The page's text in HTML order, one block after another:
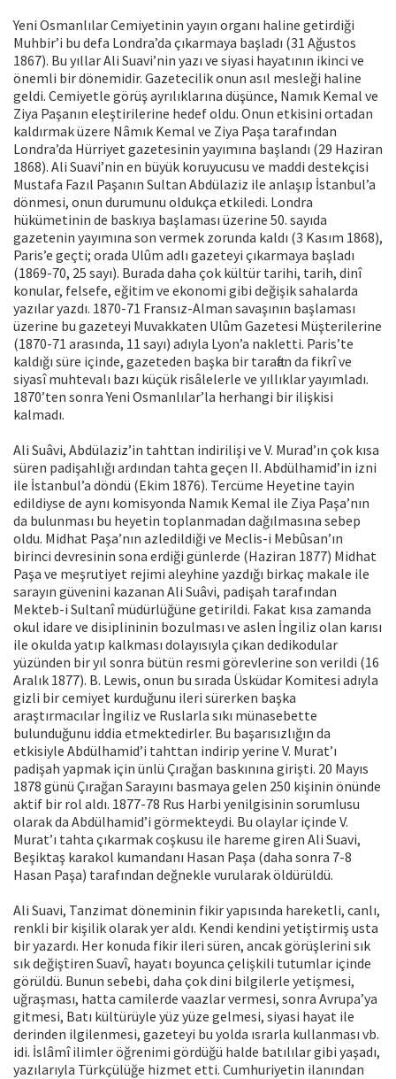
Yeni Osmanlılar Cemiyetinin yayın organı haline getirdiği
Muhbir’i bu defa Londra’da çıkarmaya başladı (31 Ağustos
1867). Bu yıllar Ali Suavi’nin yazı ve siyasi hayatının ikinci ve
önemli bir dönemidir. Gazetecilik onun asıl mesleği haline
geldi. Cemiyetle görüş ayrılıklarına düşünce, Namık Kemal ve
Ziya Paşanın eleştirilerine hedef oldu. Onun etkisini ortadan
kaldırmak üzere Nâmık Kemal ve Ziya Paşa tarafından
Londra’da Hürriyet gazetesinin yayımına başlandı (29 Haziran
1868). Ali Suavi’nin en büyük koruyucusu ve maddi destekçisi
Mustafa Fazıl Paşanın Sultan Abdülaziz ile anlaşıp İstanbul’a
dönmesi, onun durumunu oldukça etkiledi. Londra
hükümetinin de baskıya başlaması üzerine 50. sayıda
gazetenin yayımına son vermek zorunda kaldı (3 Kasım 1868),
Paris’e geçti; orada Ulûm adlı gazeteyi çıkarmaya başladı
(1869-70, 25 sayı). Burada daha çok kültür tarihi, tarih, dinî
konular, felsefe, eğitim ve ekonomi gibi değişik sahalarda
yazılar yazdı. 1870-71 Fransız-Alman savaşının başlaması
üzerine bu gazeteyi Muvakkaten Ulûm Gazetesi Müşterilerine
(1870-71 arasında, 11 sayı) adıyla Lyon’a nakletti. Paris’te
kaldığı süre içinde, gazeteden başka bir taraftan da fikrî ve
siyasî muhtevalı bazı küçük risâlelerle ve yıllıklar yayımladı.
1870’ten sonra Yeni Osmanlılar’la herhangi bir ilişkisi
kalmadı.
Ali Suâvi, Abdülaziz’in tahttan indirilişi ve V. Murad’ın çok kısa
süren padişahlığı ardından tahta geçen II. Abdülhamid’in izni
ile İstanbul’a döndü (Ekim 1876). Tercüme Heyetine tayin
edildiyse de aynı komisyonda Namık Kemal ile Ziya Paşa’nın
da bulunması bu heyetin toplanmadan dağılmasına sebep
oldu. Midhat Paşa’nın azledildiği ve Meclis-i Mebûsan’ın
birinci devresinin sona erdiği günlerde (Haziran 1877) Midhat
Paşa ve meşrutiyet rejimi aleyhine yazdığı birkaç makale ile
sarayın güvenini kazanan Ali Suâvi, padişah tarafından
Mekteb-i Sultanî müdürlüğüne getirildi. Fakat kısa zamanda
okul idare ve disiplininin bozulması ve aslen İngiliz olan karısı
ile okulda yatıp kalkması dolayısıyla çıkan dedikodular
yüzünden bir yıl sonra bütün resmi görevlerine son verildi (16
Aralık 1877). B. Lewis, onun bu sırada Üsküdar Komitesi adıyla
gizli bir cemiyet kurduğunu ileri sürerken başka
araştırmacılar İngiliz ve Ruslarla sıkı münasebette
bulunduğunu iddia etmektedirler. Bu başarısızlığın da
etkisiyle Abdülhamid’i tahttan indirip yerine V. Murat’ı
padişah yapmak için ünlü Çırağan baskınına girişti. 20 Mayıs
1878 günü Çırağan Sarayını basmaya gelen 250 kişinin önünde
aktif bir rol aldı. 1877-78 Rus Harbi yenilgisinin sorumlusu
olarak da Abdülhamid’i görmekteydi. Bu olaylar içinde V.
Murat’ı tahta çıkarmak coşkusu ile hareme giren Ali Suavi,
Beşiktaş karakol kumandanı Hasan Paşa (daha sonra 7-8
Hasan Paşa) tarafından değnekle vurularak öldürüldü.
Ali Suavi, Tanzimat döneminin fikir yapısında hareketli, canlı,
renkli bir kişilik olarak yer aldı. Kendi kendini yetiştirmiş usta
bir yazardı. Her konuda fikir ileri süren, ancak görüşlerini sık
sık değiştiren Suavî, hayatı boyunca çelişkili tutumlar içinde
görüldü. Bunun sebebi, daha çok dini bilgilerle yetişmesi,
uğraşması, hatta camilerde vaazlar vermesi, sonra Avrupa’ya
gitmesi, Batı kültürüyle yüz yüze gelmesi, siyasi hayat ile
derinden ilgilenmesi, gazeteyi bu yolda ısrarla kullanması vb.
idi. İslâmî ilimler öğrenimi gördüğü halde batılılar gibi yaşadı,
yazılarıyla Türkçülüğe hizmet etti. Cumhuriyetin ilanından